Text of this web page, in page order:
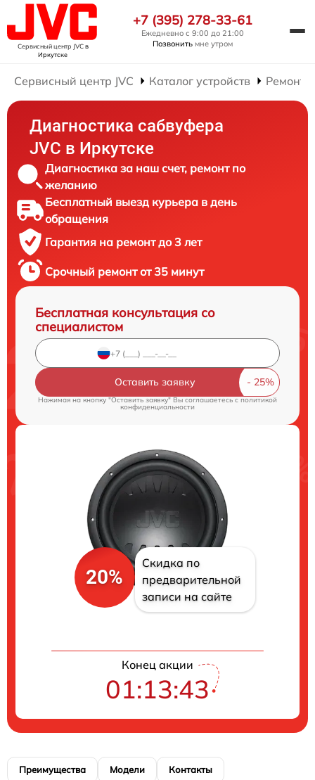
Сервисный центр JVCв
Иркутске
+7 (395) 278-33-61
Ежедневно с 9:00 до 21:00
Позвонить мне утром
Сервисный центр JVC Каталог устройств Ремонт
Диагностика сабвуфера
JVC в Иркутске
Диагностика за наш счет, ремонт по
желанию
Бесплатный выезд курьера в день
обращения
Гарантия на ремонт до 3 лет
Срочный ремонт от 35 минут
Бесплатная консультация со
специалистом
Оставить заявку
Нажимая на кнопку "Оставить заявку" Вы соглашаетесь cполитикой
конфиденциальности
20%
Скидка по
предварительной
записи на сайте
Конец акции
01:13:43
Преимущества Модели Контакты